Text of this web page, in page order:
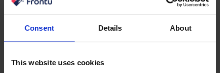
Consent Details About
This website uses cookies
automatici tengono informati i clienti senza aggiungere
lavoro manuale al team. La trasparenza riduce le
L’inventario e la tracciabilità dei ricambi influenzano